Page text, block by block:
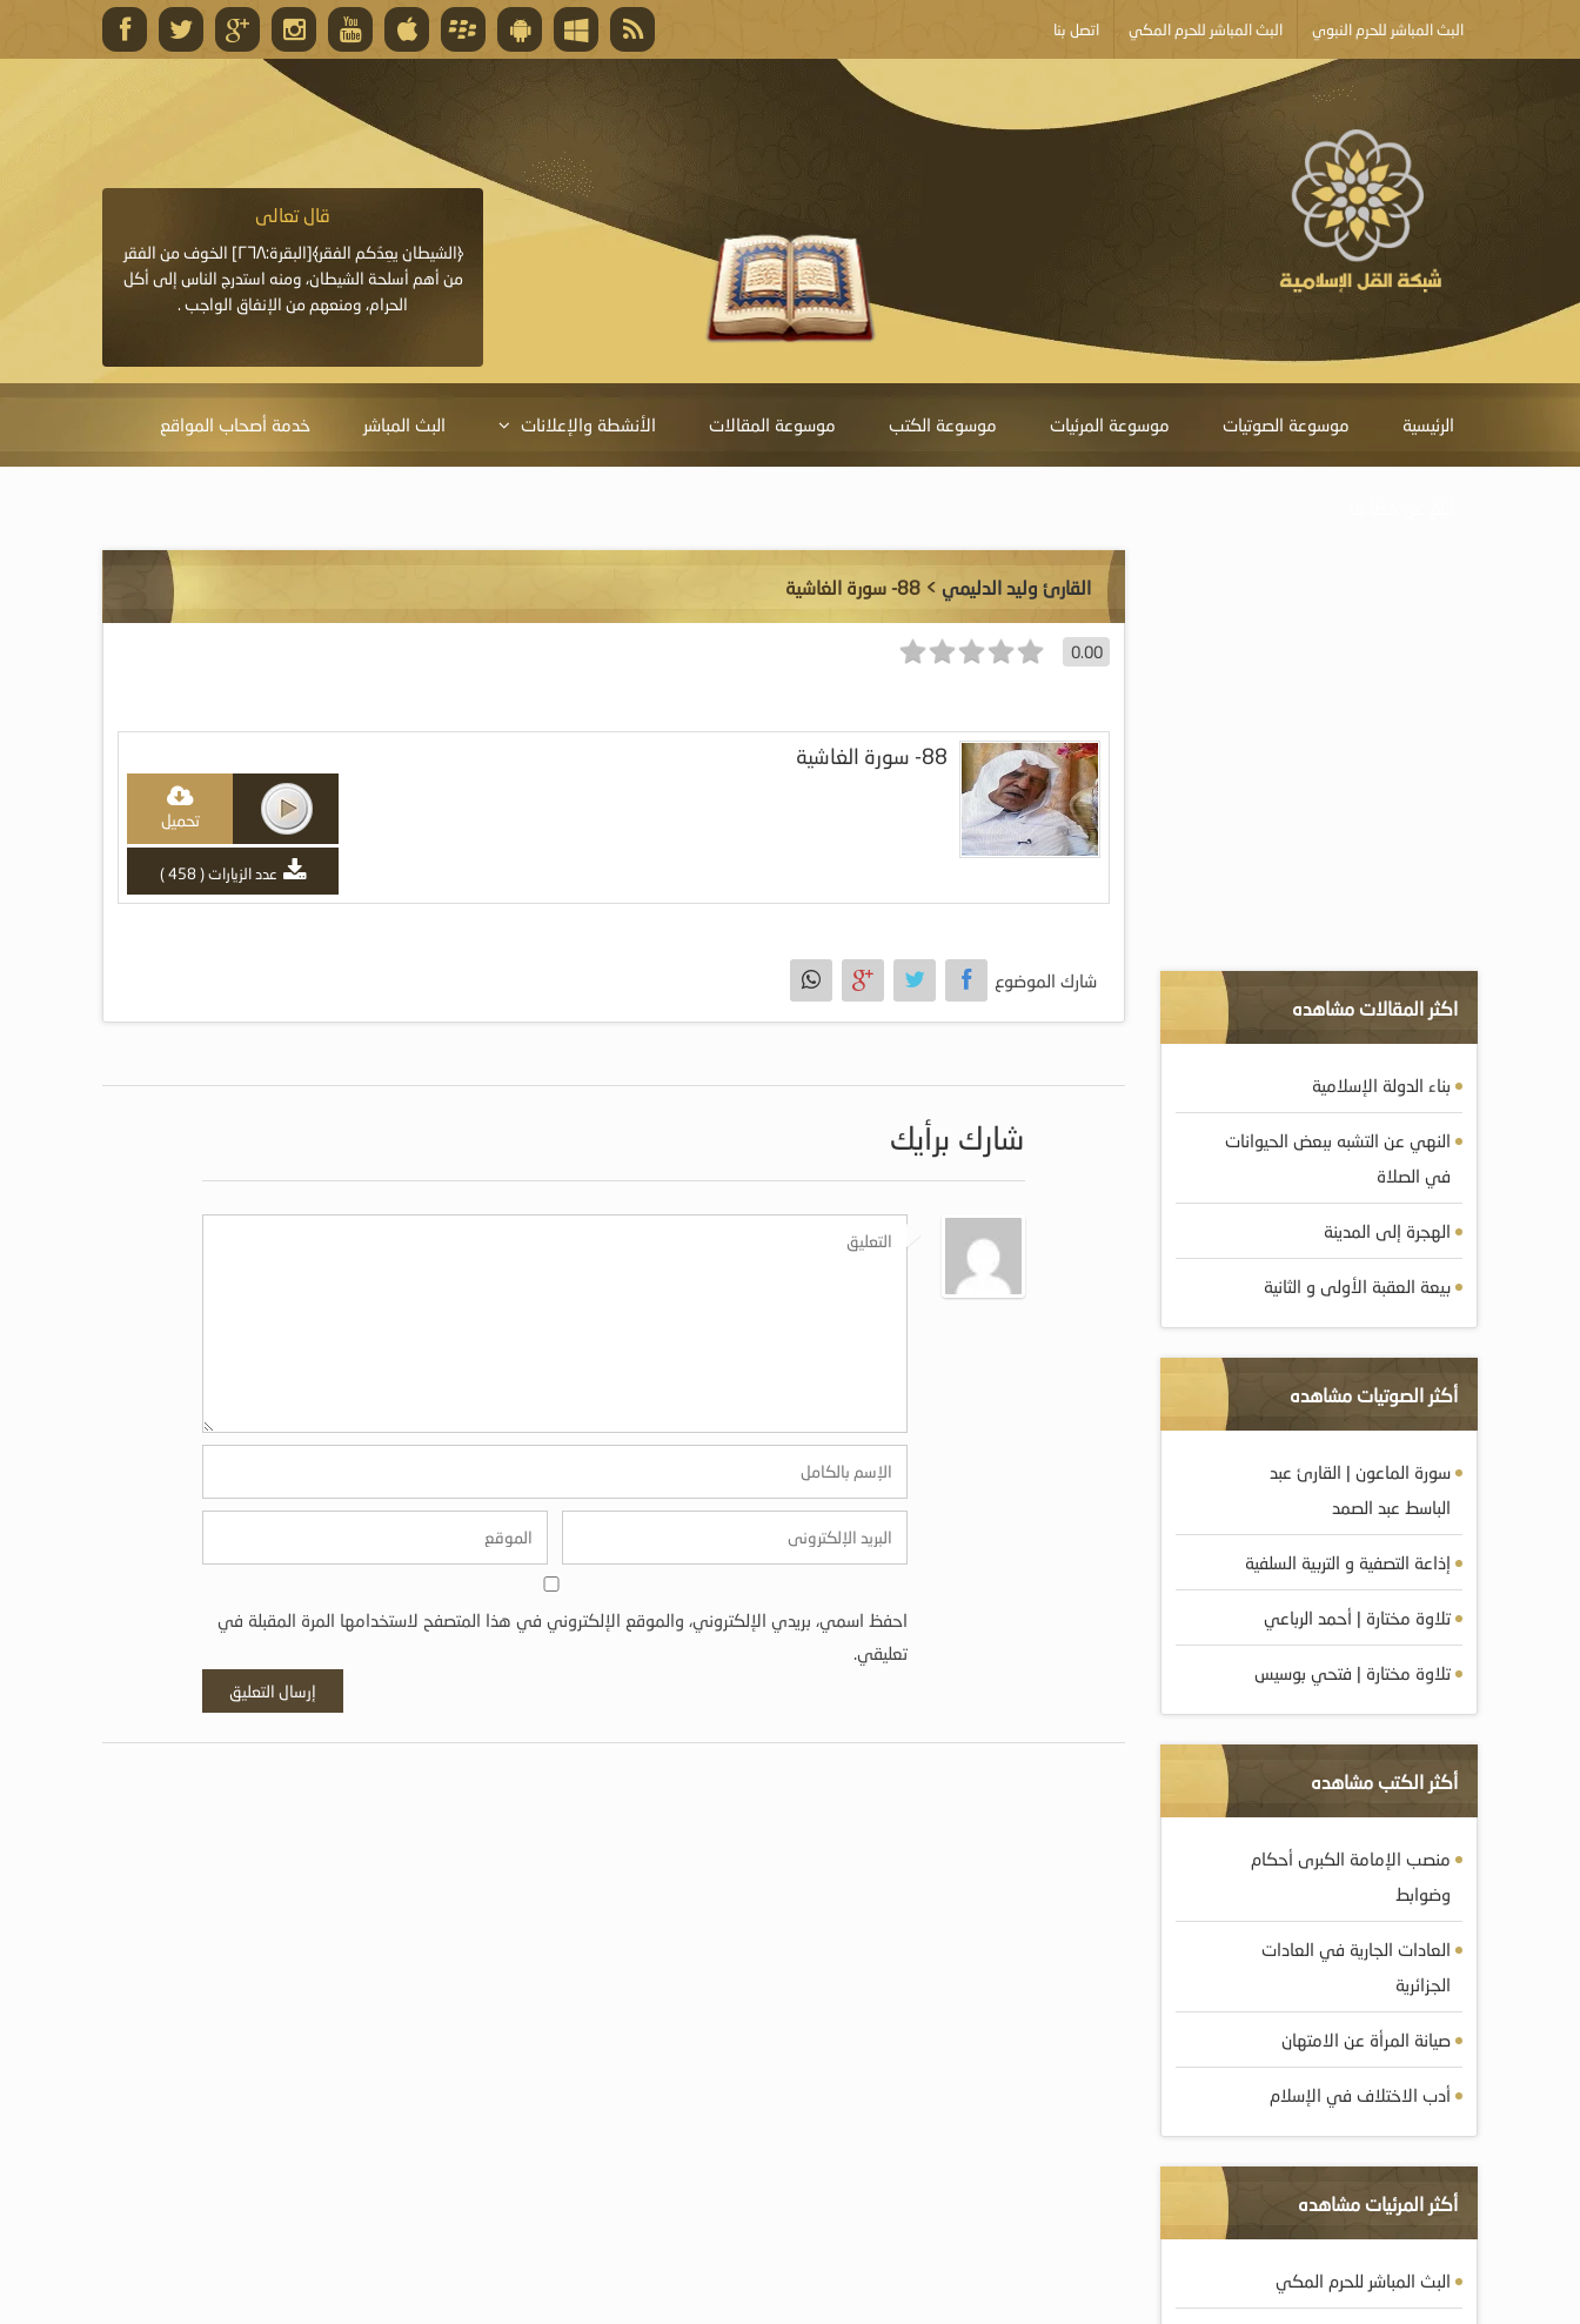
البث المباشر للحرم النبوي البث المباشر للحرم المكي اتصل بنا
قال تعالى
المغفرة لأنها أغلى جائزة، وهي مفتاح باب العطايا التي
قال تعالى
﴿الشيطان يعِدُكم الفقر﴾[البقرة:٢٦٨] الخوف من الفقر
من أهم أسلحة الشيطان، ومنه استدرج الناس إلى أكل
الحرام، ومنعهم من الإنفاق الواجب .
الرئيسية موسوعة الصوتيات موسوعة المرئيات موسوعة الكتب موسوعة المقالات الأنشطة والإعلانات البث المباشر خدمة أصحاب المواقع
القارئ وليد الدليمي > 88- سورة الغاشية
0.00
88- سورة الغاشية
تحميل
عدد الزيارات ( 458 )
شارك الموضوع
شارك برأيك
احفظ اسمي، بريدي الإلكتروني، والموقع الإلكتروني في هذا المتصفح لاستخدامها المرة المقبلة في
تعليقي.
اكثر المقالات مشاهده
بناء الدولة الإسلامية
النهي عن التشبه ببعض الحيوانات
في الصلاة
الهجرة إلى المدينة
بيعة العقبة الأولى و الثانية
أكثر الصوتيات مشاهده
سورة الماعون | القارئ عبد
الباسط عبد الصمد
إذاعة التصفية و التربية السلفية
تلاوة مختارة | أحمد الرباعي
تلاوة مختارة | فتحي بوسيس
أكثر الكتب مشاهده
منصب الإمامة الكبرى أحكام
وضوابط
العادات الجارية في العادات
الجزائرية
صيانة المرأة عن الامتهان
أدب الاختلاف في الإسلام
أكثر المرئيات مشاهده
البث المباشر للحرم المكي